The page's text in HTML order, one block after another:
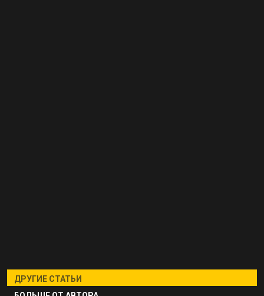
ДРУГИЕ СТАТЬИ